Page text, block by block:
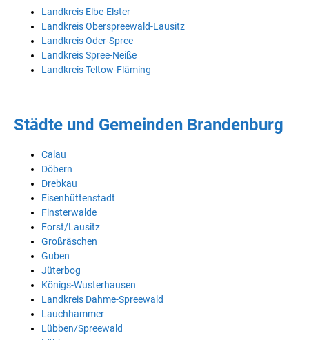
Landkreis Elbe-Elster
Landkreis Oberspreewald-Lausitz
Landkreis Oder-Spree
Landkreis Spree-Neiße
Landkreis Teltow-Fläming
Städte und Gemeinden Brandenburg
Calau
Döbern
Drebkau
Eisenhüttenstadt
Finsterwalde
Forst/Lausitz
Großräschen
Guben
Jüterbog
Königs-Wusterhausen
Landkreis Dahme-Spreewald
Lauchhammer
Lübben/Spreewald